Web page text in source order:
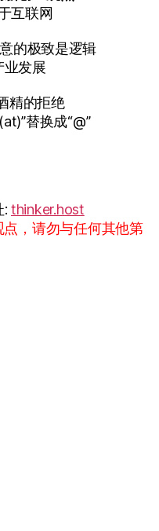
互联网
的极致是逻辑
业发展
精的拒绝
替换成“@”
: thinker.host
，请勿与任何其他第